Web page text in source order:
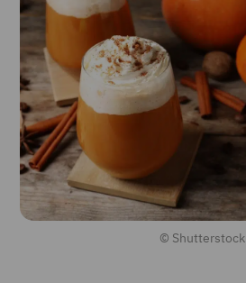
© Shutterstock